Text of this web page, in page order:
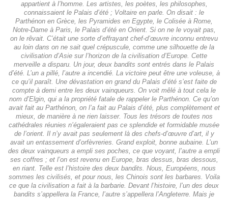
appartient à l’homme. Les artistes, les poètes, les philosophes,
connaissaient le Palais d’été ; Voltaire en parle. On disait : le
Parthénon en Grèce, les Pyramides en Egypte, le Colisée à Rome,
Notre-Dame à Paris, le Palais d’été en Orient. Si on ne le voyait pas,
on le rêvait. C’était une sorte d’effrayant chef-d’œuvre inconnu entrevu
au loin dans on ne sait quel crépuscule, comme une silhouette de la
civilisation d’Asie sur l’horizon de la civilisation d’Europe. Cette
merveille a disparu. Un jour, deux bandits sont entrés dans le Palais
d’été. L’un a pillé, l’autre a incendié. La victoire peut être une voleuse, à
ce qu’il paraît. Une dévastation en grand du Palais d’été s’est faite de
compte à demi entre les deux vainqueurs. On voit mêlé à tout cela le
nom d’Elgin, qui a la propriété fatale de rappeler le Parthénon. Ce qu’on
avait fait au Parthénon, on l’a fait au Palais d’été, plus complètement et
mieux, de manière à ne rien laisser. Tous les trésors de toutes nos
cathédrales réunies n’égaleraient pas ce splendide et formidable musée
de l’orient. Il n’y avait pas seulement là des chefs-d’œuvre d’art, il y
avait un entassement d’orfèvreries. Grand exploit, bonne aubaine. L’un
des deux vainqueurs a empli ses poches, ce que voyant, l’autre a empli
ses coffres ; et l’on est revenu en Europe, bras dessus, bras dessous,
en riant. Telle est l’histoire des deux bandits. Nous, Européens, nous
sommes les civilisés, et pour nous, les Chinois sont les barbares. Voila
ce que la civilisation a fait à la barbarie. Devant l’histoire, l’un des deux
bandits s’appellera la France, l’autre s’appellera l’Angleterre. Mais je